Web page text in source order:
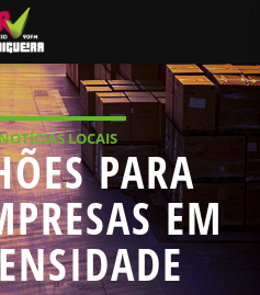
LOCAIS
PARA
EM